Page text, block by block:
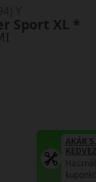
Sport XL *
AKÁR